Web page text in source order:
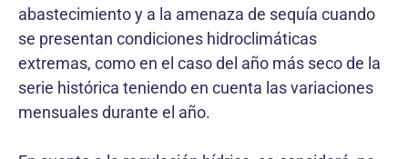
abastecimiento y a la amenaza de sequía cuando
se presentan condiciones hidroclimáticas
extremas, como en el caso del año más seco de la
serie histórica teniendo en cuenta las variaciones
mensuales durante el año.